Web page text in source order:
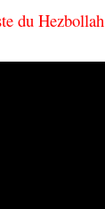
du Hezbollah